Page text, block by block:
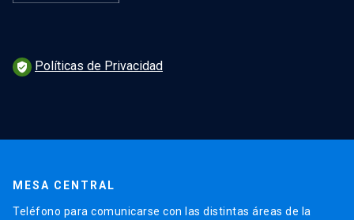
verified_user Políticas de Privacidad
MESA CENTRAL
Teléfono para comunicarse con las distintas áreas de la